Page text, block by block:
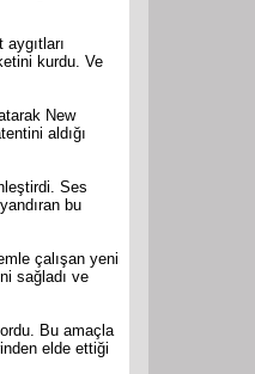
kurdu. Ve
New
aldığı
Ses
bu
çalışan yeni
sağladı ve
Bu amaçla
elde ettiği